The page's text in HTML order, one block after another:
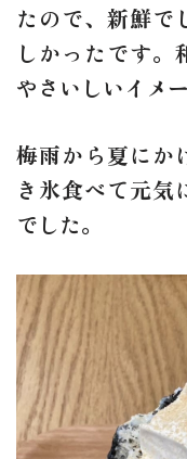
たので、新鮮で
しかったです。
やさいしいイメ
梅雨から夏にか
き氷食べて元気
でした。